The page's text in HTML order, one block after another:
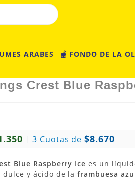
ARABES 🫕 FONDO DE LA
Crest Blue
| 3 Cuotas de $8.670
Blue Raspberry Ice es un
y ácido de la frambuesa azul